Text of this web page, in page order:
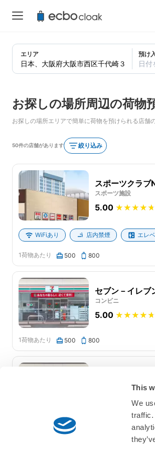
This
We
traffic.
エリア 預け
日付
お探しの場所周辺の荷物
お探しの場所エリアで簡単に荷物を預けられる店舗
50件の店舗があります 絞り込み
スポーツクラブ
スポーツ施設
5.00
WiFiあり 店内禁煙 エレ
1荷物あたり 500 800
セブン－イレブ
コンビニ
5.00
1荷物あたり 500 800
店内禁煙 当日の荷物預かり